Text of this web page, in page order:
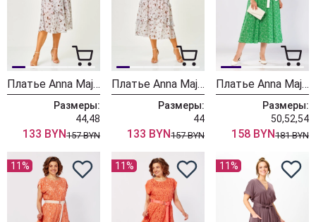
Платье Anna Majewska 1565
Размеры:
44,48
133 BYN157 BYN
Платье Anna Majewska 1564
Размеры:
44
133 BYN157 BYN
Платье Anna Majewska 1563
Размеры:
50,52,54
158 BYN181 BYN
11% 11% 11%